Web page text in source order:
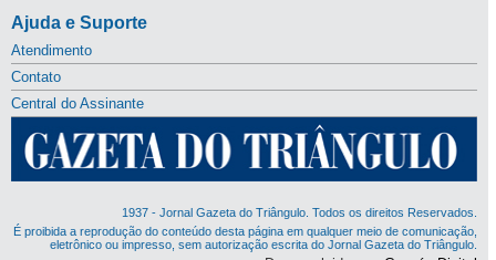
Ajuda e Suporte
Atendimento
Contato
Central do Assinante
1937 - Jornal Gazeta do Triângulo. Todos os direitos Reservados.
É proibida a reprodução do conteúdo desta página em qualquer meio de comunicação,
eletrônico ou impresso, sem autorização escrita do Jornal Gazeta do Triângulo.